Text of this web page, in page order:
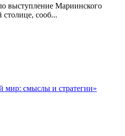
выступление Мариинского
столице, сооб...
смыслы и стратегии»